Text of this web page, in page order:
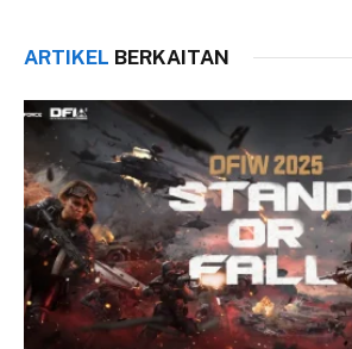
ARTIKEL BERKAITAN